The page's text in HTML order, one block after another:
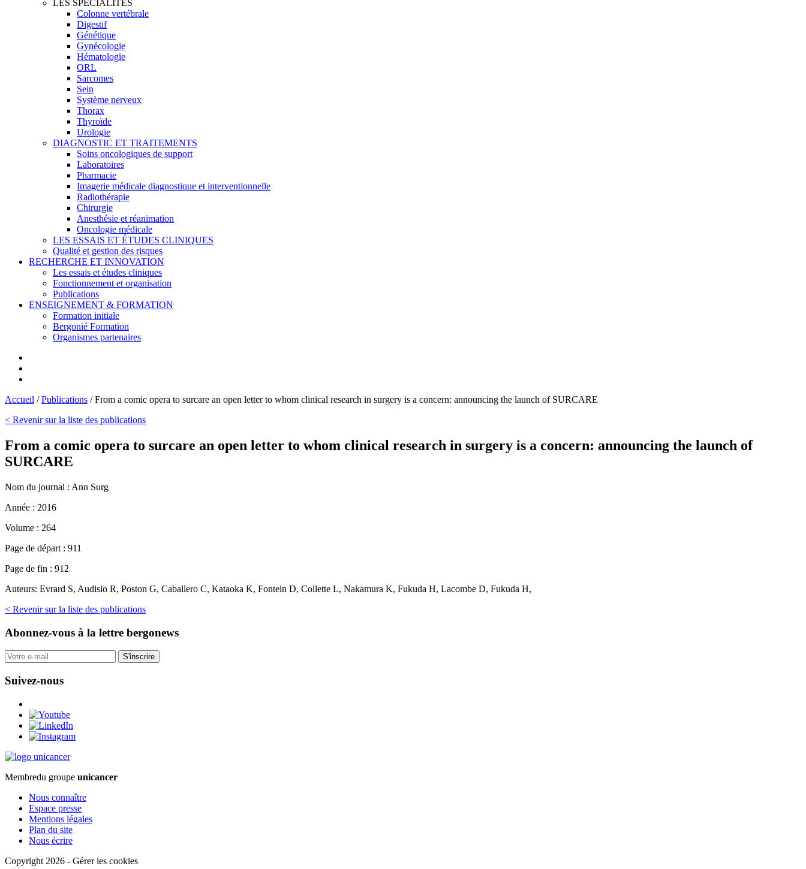
LES SPÉCIALITÉS
Colonne vertébrale
Digestif
Génétique
Gynécologie
Hématologie
ORL
Sarcomes
Sein
Système nerveux
Thorax
Thyroïde
Urologie
DIAGNOSTIC ET TRAITEMENTS
Soins oncologiques de support
Laboratoires
Pharmacie
Imagerie médicale diagnostique et interventionnelle
Radiothérapie
Chirurgie
Anesthésie et réanimation
Oncologie médicale
LES ESSAIS ET ÉTUDES CLINIQUES
Qualité et gestion des risques
RECHERCHE ET INNOVATION
Les essais et études cliniques
Fonctionnement et organisation
Publications
ENSEIGNEMENT & FORMATION
Formation initiale
Bergonié Formation
Organismes partenaires
Accueil /Publications /From a comic opera to surcare an open letter to whom clinical research in surgery is a concern: announcing the launch of SURCARE
< Revenir sur la liste des publications
From a comic opera to surcare an open letter to whom clinical research in surgery is a concern: announcing the launch of
SURCARE
Nom du journal : Ann Surg
Année : 2016
Volume : 264
Page de départ : 911
Page de fin : 912
Auteurs: Evrard S, Audisio R, Poston G, Caballero C, Kataoka K, Fontein D, Collette L, Nakamura K, Fukuda H, Lacombe D, Fukuda H,
< Revenir sur la liste des publications
Abonnez-vous à la lettre bergonews
S'inscrire
Suivez-nous
Membredu groupe unicancer
Nous connaître
Espace presse
Mentions légales
Plan du site
Nous écrire
Copyright 2026 - Gérer les cookies